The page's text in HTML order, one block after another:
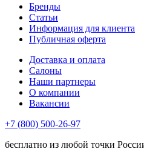
Бренды
Статьи
Информация для клиента
Публичная оферта
Доставка и оплата
Салоны
Наши партнеры
О компании
Вакансии
+7 (800) 500-26-97
бесплатно из любой точки